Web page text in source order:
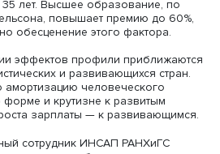
отдачи на опыт, очищенный
Владимир Гимпельсон и
капитала, идеи Джеймса
что работник
капитал за 5–10 лет
а это позволяет подойти к